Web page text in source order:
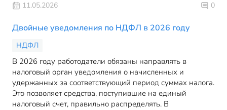
11.05.2026 0
Двойные уведомления по НДФЛ в 2026 году
НДФЛ
В 2026 году работодатели обязаны направлять в
налоговый орган уведомления о начисленных и
удержанных за соответствующий период суммах налога.
Это позволяет средства, поступившие на единый
налоговый счет, правильно распределять. В